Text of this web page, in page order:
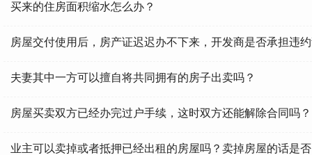
买来的住房面积缩水怎么办？
房屋交付使用后，房产证迟迟办不下来，开发商是否承担违
夫妻其中一方可以擅自将共同拥有的房子出卖吗？
房屋买卖双方已经办完过户手续，这时双方还能解除合同吗？
业主可以卖掉或者抵押已经出租的房屋吗？卖掉房屋的话是